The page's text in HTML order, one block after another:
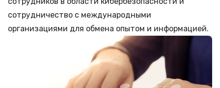
сотрудничество с международными
организациями для обмена опытом и информацией.